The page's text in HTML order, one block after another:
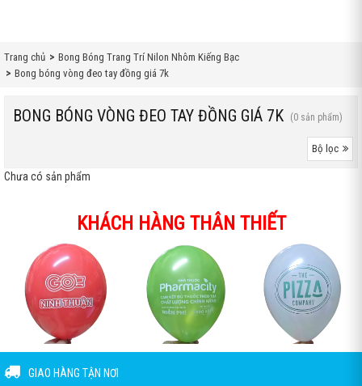
Trang chủ
Bong Bóng Trang Trí Nilon Nhôm Kiếng Bạc
Bong bóng vòng đeo tay đồng giá 7k
BONG BÓNG VÒNG ĐEO TAY ĐỒNG GIÁ 7K (0 sản phẩm)
Bộ lọc
Chưa có sản phẩm
KHÁCH HÀNG THÂN THIẾT
GIAO HÀNG TẬN NƠI